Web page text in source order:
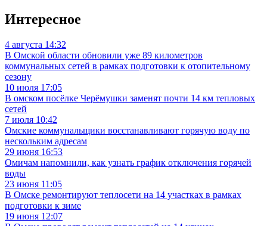
Интересное
4 августа 14:32
В Омской области обновили уже 89 километров
коммунальных сетей в рамках подготовки к отопительному
сезону
10 июля 17:05
В омском посёлке Черёмушки заменят почти 14 км тепловых
сетей
7 июля 10:42
Омские коммунальщики восстанавливают горячую воду по
нескольким адресам
29 июня 16:53
Омичам напомнили, как узнать график отключения горячей
воды
23 июня 11:05
В Омске ремонтируют теплосети на 14 участках в рамках
подготовки к зиме
19 июня 12:07